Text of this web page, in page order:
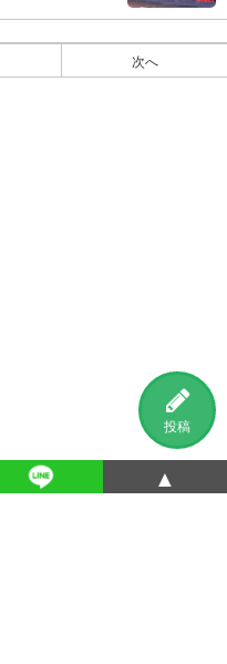
投稿
次へ
▲